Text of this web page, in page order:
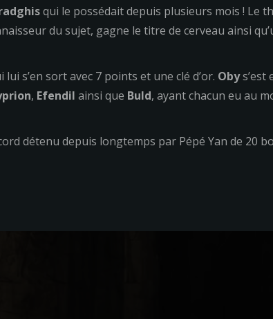
qui le possédait depuis plusieurs mois ! Le
du sujet, gagne le titre de cerveau ainsi
s’en sort avec 7 points et une clé d’or. Obys’est
, Efendil ainsi que Buld, ayant chacun eu au
détenu depuis longtemps par Pépé Yan de 20